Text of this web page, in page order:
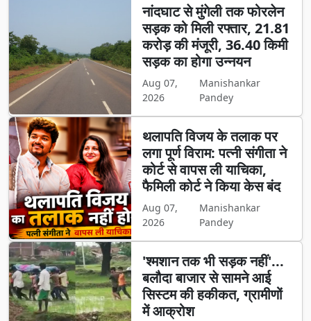
नांदघाट से मुंगेली तक फोरलेन
सड़क को मिली रफ्तार, 21.81
करोड़ की मंजूरी, 36.40 किमी
सड़क का होगा उन्नयन
Aug 07,
2026
Manishankar
Pandey
थलापति विजय के तलाक पर
लगा पूर्ण विराम: पत्नी संगीता ने
कोर्ट से वापस ली याचिका,
फैमिली कोर्ट ने किया केस बंद
Aug 07,
2026
Manishankar
Pandey
'श्मशान तक भी सड़क नहीं'...
बलौदा बाजार से सामने आई
सिस्टम की हकीकत, ग्रामीणों
में आक्रोश